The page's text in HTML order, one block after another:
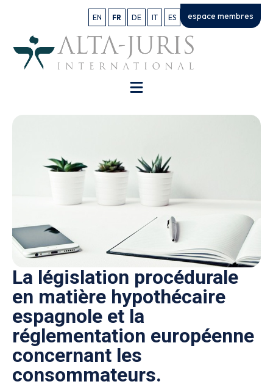
EN FR DE IT ES espace membres
La législation procédurale
en matière hypothécaire
espagnole et la
réglementation européenne
concernant les
consommateurs.